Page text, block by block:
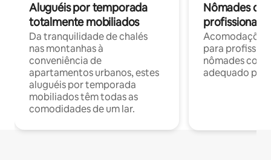
Aluguéis por temporada
totalmente mobiliados
Da tranquilidade de chalés
nas montanhas à
conveniência de
apartamentos urbanos, estes
aluguéis por temporada
mobiliados têm todas as
comodidades de um lar.
Nômades
profissionais
para
nômades com
adequado